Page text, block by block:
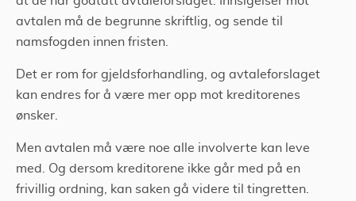
avtalen må de begrunne skriftlig, og sende til
namsfogden innen fristen.
Det er rom for gjeldsforhandling, og avtaleforslaget
kan endres for å være mer opp mot kreditorenes
ønsker.
Men avtalen må være noe alle involverte kan leve
med. Og dersom kreditorene ikke går med på en
frivillig ordning, kan saken gå videre til tingretten.